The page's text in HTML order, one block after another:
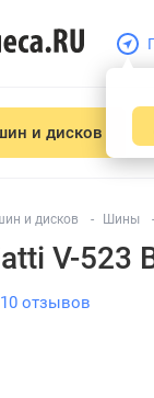
и дисков
и дисков Шины
V-523
10 отзывов